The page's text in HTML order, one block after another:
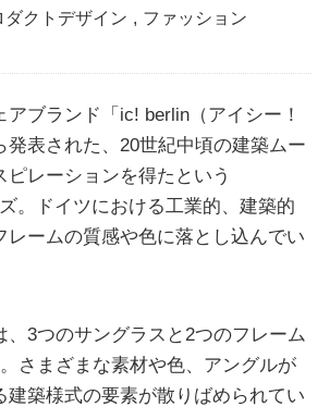
ダクトデザイン , ファッション
アブランド「ic! berlin（アイシー！
発表された、20世紀中頃の建築ムー
ピレーションを得たという
ズ。ドイツにおける工業的、建築的
レームの質感や色に落とし込んでい
、3つのサングラスと2つのフレーム
さまざまな素材や色、アングルが
建築様式の要素が散りばめられてい